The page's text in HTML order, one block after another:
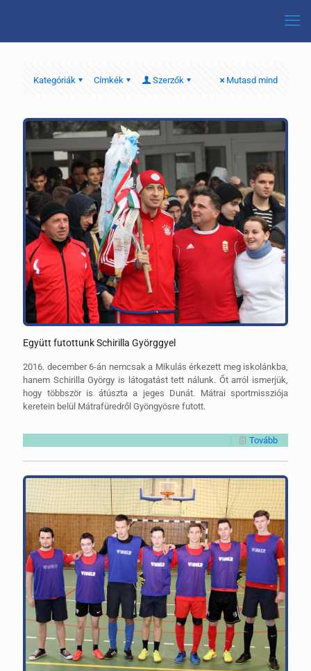
Kategóriák Címkék Szerzők Mutasd mind
Együtt futottunk Schirilla Györggyel
2016. december 6-án nemcsak a Mikulás érkezett meg iskolánkba,
hanem Schirilla György is látogatást tett nálunk. Őt arról ismerjük,
hogy többször is átúszta a jeges Dunát. Mátrai sportmissziója
keretein belül Mátrafüredről Gyöngyösre futott.
Tovább